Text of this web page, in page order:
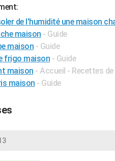
de l'humidité une maison
maison - Guide
maison - Guide
frigo maison - Guide
maison - Accueil - Recettes
maison - Guide